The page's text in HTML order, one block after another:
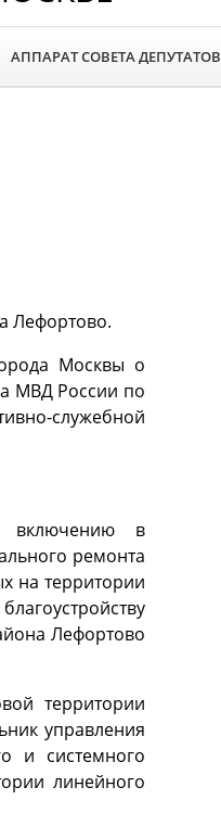
АППАРАТ СОВЕТА ДЕПУТАТОВ
Лефортово.
Москвы о
МВД России по
служебной
включению в
ремонта
на территории
Лефортово
территории
управления
и системного
линейного